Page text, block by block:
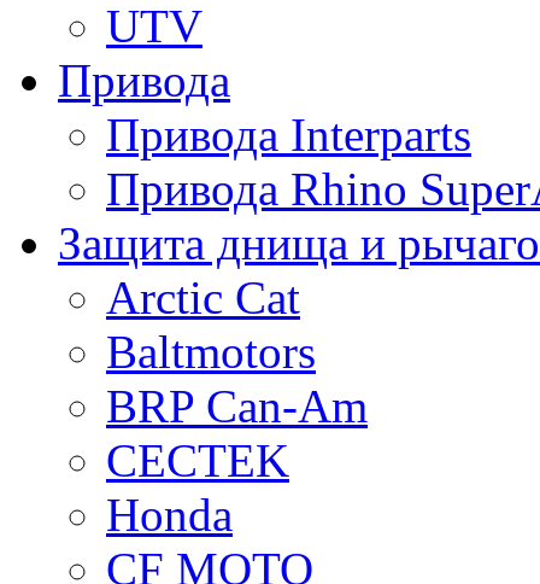
UTV
Привода
Привода Interparts
Привода Rhino
Защита днища и
Arctic Cat
Baltmotors
BRP Can-Am
CECTEK
Honda
CF MOTO